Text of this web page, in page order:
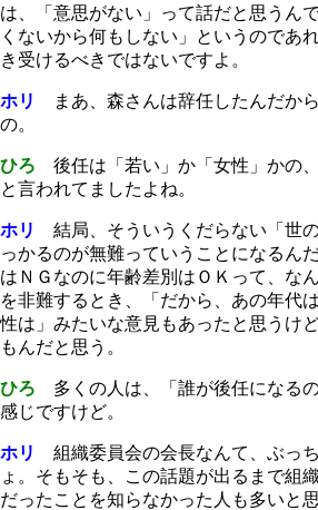
は、「意思がない」って話だと思うん
くないから何もしない」というのであ
き受けるべきではないですよ。
ホリ
まあ、森さんは辞任したんだか
の。
ひろ 後任は「若い」か「女性」かの
と言われてましたよね。
ホリ
結局、そういうくだらない「世
っかるのが無難っていうことになるん
はＮＧなのに年齢差別はＯＫって、な
を非難するとき、「だから、あの年代
性は」みたいな意見もあったと思うけ
もんだと思う。
ひろ 多くの人は、「誰が後任になる
感じですけど。
ホリ
組織委員会の会長なんて、ぶっ
ょ。そもそも、この話題が出るまで組
だったことを知らなかった人も多いと